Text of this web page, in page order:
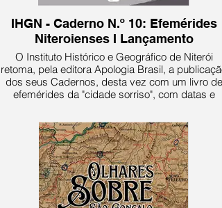
IHGN - Caderno N.º 10: Efemérides
Niteroienses I Lançamento
O Instituto Histórico e Geográfico de Niterói
retoma, pela editora Apologia Brasil, a publicação
dos seus Cadernos, desta vez com um livro de
efemérides da "cidade sorriso", com datas e
ano.